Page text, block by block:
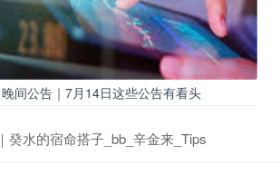
间公告｜7月14日这些公告有看头
癸水的宿命搭子_bb_辛金来_Tips